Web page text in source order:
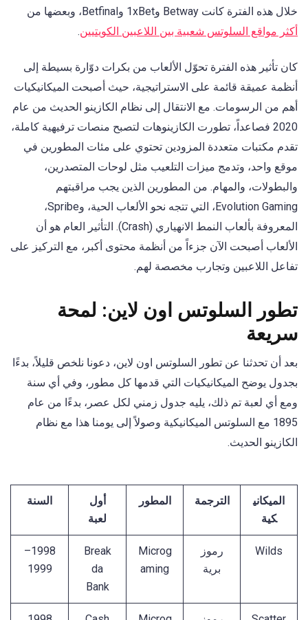
خلال هذه الفترة كانت Betway و1xBet وBetfinal، وبعضها من
أكثر مواقع السلوتس شعبية بين اللاعبين الكويتيين.
كان تأثير هذه الفترة تحوّل الألعاب من بكرات دوّارة بسيطة إلى
أنظمة عميقة قائمة على الاستراتيجية، حيث أصبحت الميكانيكيات
أهم من الرسومات. مع الانتقال إلى نظام الكازينو الحديث من عام
2020 فصاعداً، تطورت الكازينوهات لتصبح منصات ترفيهية كاملة،
تقدم مكتبات متعددة المزودين تحتوي على مئات المطورين في
موقع واحد، وتدمج ميزات التلعيب مثل لوحات المتصدرين،
والبطولات، والمهام. من المطورين الذين يجب مراقبتهم
Evolution Gaming، التي تتجه نحو الألعاب الحية، وSpribe،
المعروفة بألعاب النمط الانهياري (Crash). التأثير العام هو أن
الألعاب أصبحت الآن جزءاً من أنظمة محتوى أكبر، مع التركيز على
تفاعل اللاعبين وتجارب مخصصة لهم.
تطور السلوتس اون لاين: لمحة
سريعة
بعد أن تحدثنا عن تطور السلوتس اون لاين، دعونا نلخص قليلاً، بدءًا
بجدول يوضح الميكانيكيات التي قدمها كل مطور، وفي أي سنة
ومع أي لعبة تم ذلك، يليه جدول زمني لكل عصر، بدءًا من عام
1895 مع السلوتس الميكانيكية وصولاً إلى يومنا هذا مع نظام
الكازينو الحديث.
الميكاني
كية
الترجمة المطور
أول
لعبة
السنة
Wilds
رموز
برية
Microg
aming
Break
da
Bank
1998–
1999